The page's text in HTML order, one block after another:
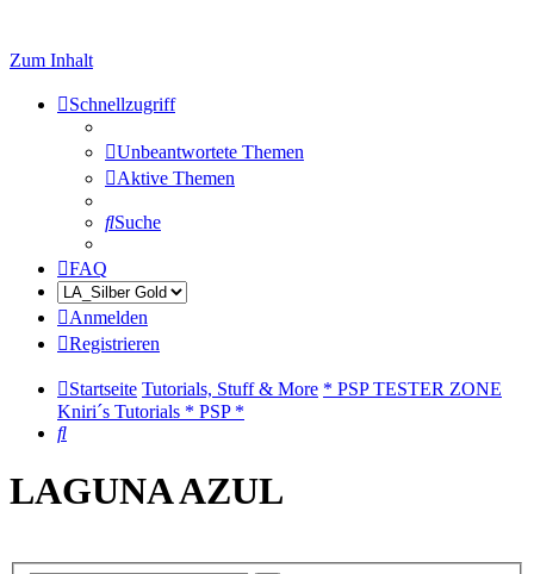
Zum Inhalt
Schnellzugriff
Unbeantwortete Themen
Aktive Themen
Suche
FAQ
Anmelden
Registrieren
Startseite Tutorials, Stuff & More * PSP TESTER ZONE
Kniri´s Tutorials * PSP *
Suche
LAGUNA AZUL